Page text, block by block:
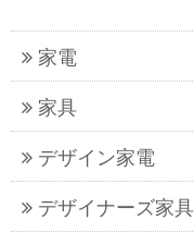
家電
家具
デザイン家電
デザイナーズ家具